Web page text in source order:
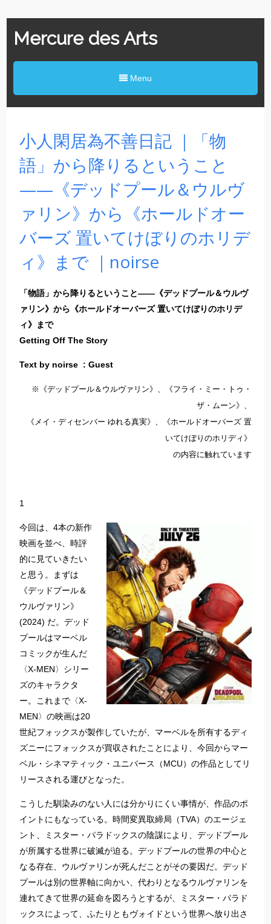
Mercure des Arts
Menu
小人閑居為不善日記 ｜「物
語」から降りるということ
——《デッドプール＆ウルヴ
ァリン》から《ホールドオー
バーズ 置いてけぼりのホリデ
ィ》まで ｜noirse
「物語」から降りるということ——《デッドプール＆ウルヴ
ァリン》から《ホールドオーバーズ 置いてけぼりのホリデ
ィ》まで
Getting Off The Story
Text by noirse : Guest
※《デッドプール＆ウルヴァリン》、《フライ・ミー・トゥ・
ザ・ムーン》、
《メイ・ディセンバー ゆれる真実》、《ホールドオーバーズ 置
いてけぼりのホリディ》
の内容に触れています
1
今回は、4本の新作
映画を並べ、時評
的に見ていきたい
と思う。まずは
《デッドプール＆
ウルヴァリン》
(2024) だ。デッド
プールはマーベル
コミックが生んだ
〈X-MEN〉シリー
ズのキャラクタ
ー。これまで〈X-
MEN〉の映画は20
世紀フォックスが製作していたが、マーベルを所有するディ
ズニーにフォックスが買収されたことにより、今回からマー
ベル・シネマティック・ユニバース（MCU）の作品としてリ
リースされる運びとなった。
こうした馴染みのない人には分かりにくい事情が、作品のポ
イントにもなっている。時間変異取締局（TVA）のエージェ
ント、ミスター・パラドックスの陰謀により、デッドプール
が所属する世界に破滅が迫る。デッドプールの世界の中心と
なる存在、ウルヴァリンが死んだことがその要因だ。デッド
プールは別の世界軸に向かい、代わりとなるウルヴァリンを
連れてきて世界の延命を図ろうとするが、ミスター・パラド
ックスによって、ふたりともヴォイドという世界へ放り出さ